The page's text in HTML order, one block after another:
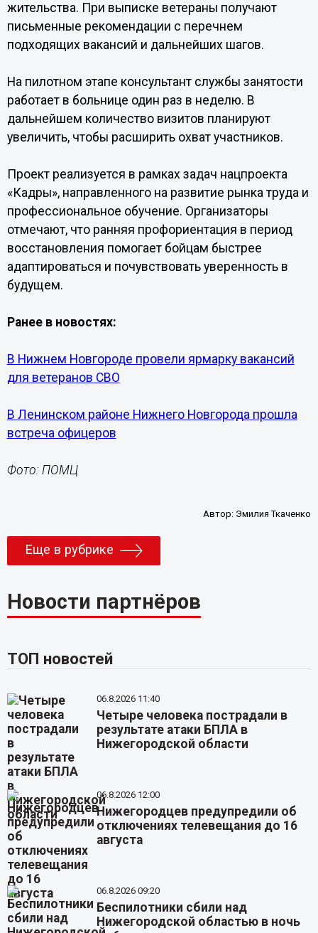
жительства. При выписке ветераны получают
письменные рекомендации с перечнем
подходящих вакансий и дальнейших шагов.
На пилотном этапе консультант службы занятости
работает в больнице один раз в неделю. В
дальнейшем количество визитов планируют
увеличить, чтобы расширить охват участников.
Проект реализуется в рамках задач нацпроекта
«Кадры», направленного на развитие рынка труда и
профессиональное обучение. Организаторы
отмечают, что ранняя профориентация в период
восстановления помогает бойцам быстрее
адаптироваться и почувствовать уверенность в
будущем.
Ранее в новостях:
В Нижнем Новгороде провели ярмарку вакансий
для ветеранов СВО
В Ленинском районе Нижнего Новгорода прошла
встреча офицеров
Фото: ПОМЦ
Автор: Эмилия Ткаченко
Еще в рубрике
Новости партнёров
ТОП новостей
06.8.2026 11:40
Четыре человека пострадали в
результате атаки БПЛА в
Нижегородской области
06.8.2026 12:00
Нижегородцев предупредили об
отключениях телевещания до 16
августа
06.8.2026 09:20
Беспилотники сбили над
Нижегородской областью в ночь